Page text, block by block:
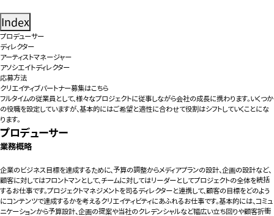
Index
プロデューサー
ディレクター
アーティストマネージャー
アソシエイトディレクター
応募方法
クリエイティブパートナー募集はこちら
フルタイムの従業員として、様々なプロジェクトに従事しながら会社の成長に携わります。いくつか
の役職を設定していますが、基本的にはご希望と適性に合わせて役割はシフトしていくことにな
ります。
プロデューサー
業務概略
企業のビジネス目標を達成するために、予算の調整からメディアプランの設計、企画の設計など、
顧客に対してはフロントマンとして、チームに対してはリーダーとしてプロジェクトの全体を統括
するお仕事です。プロジェクトマネジメントを司るディレクターと連携して、顧客の目標をどのよう
にコンテンツで達成するかを考えるクリエイティビティにあふれるお仕事です。基本的には、コミュ
ニケーションから予算設計、企画の提案や当社のクレデンシャルなど幅広い立ち回りや顧客折衝